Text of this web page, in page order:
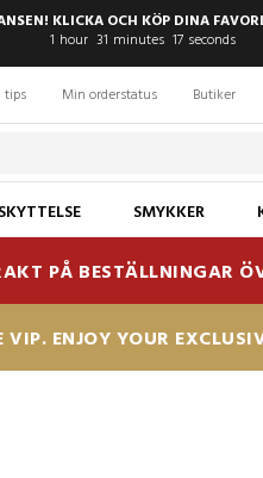
KLICKA OCH KÖP DINA
1 hour 31 minutes 16 seconds
tips Min orderstatus Butiker
SMYKKER
PÅ BESTÄLLNINGAR
VIP. ENJOY YOUR